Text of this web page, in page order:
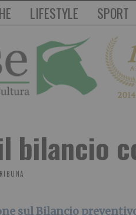
LIFESTYLE SPORT
bilancio
sul Bilancio